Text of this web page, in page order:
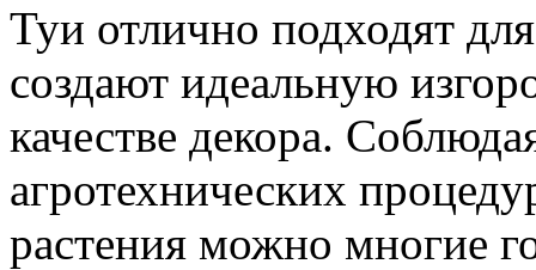
Туи отлично подходят
создают идеальную
качестве декора.
агротехнических
растения можно многие